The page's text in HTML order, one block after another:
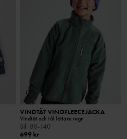
VINDTÄT VINDFLEECEJACKA
Vindtät och tål lättare regn
Stl: 80-140
699 kr